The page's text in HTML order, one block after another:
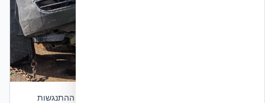
תמונה 6 — זווית נוספת של הרכב הניזוק. אנרגיית ההתנגשות